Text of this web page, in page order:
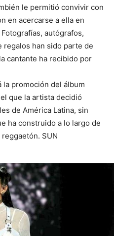
le permitió convivir con
en acercarse a ella en
autógrafos,
han sido parte de
cantante ha recibido por
la promoción del álbum
que la artista decidió
de América Latina, sin
ha construido a lo largo de
SUN